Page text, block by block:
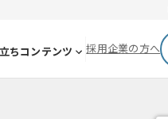
ちコンテンツ 採用企業の方へ